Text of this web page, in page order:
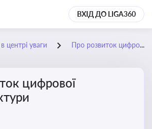
ВХІД ДО LIGA360
центрі уваги Про розвиток цифрової інфраструктури
цифрової